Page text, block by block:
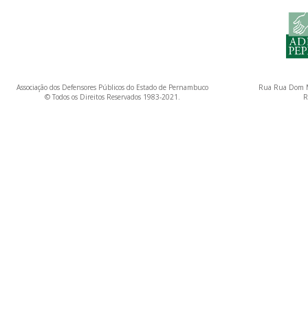
Associação dos Defensores Públicos do Estado de Pernambuco
© Todos os Direitos Reservados 1983-2021.
Rua Rua Dom